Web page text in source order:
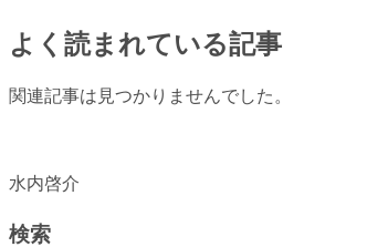
よく読まれている記事
関連記事は見つかりませんでした。
水内啓介
検索